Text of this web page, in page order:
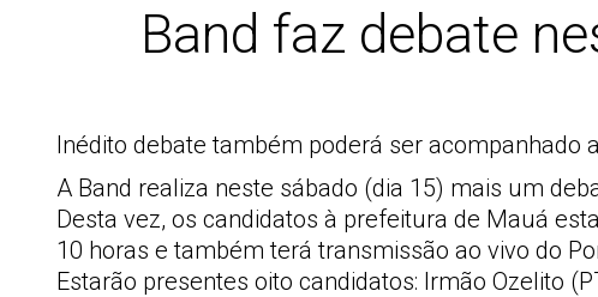
Band faz debate
Inédito debate também poderá ser acompanhado
A Band realiza neste sábado (dia 15) mais um
Desta vez, os candidatos à prefeitura de Mauá
10 horas e também terá transmissão ao vivo do
Estarão presentes oito candidatos: Irmão Ozelito